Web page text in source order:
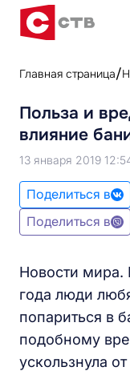
Главная страница
Польза и
влияние
13 января 2019
Поделиться в
Поделиться в
Новости мира.
года люди
попариться в
подобному
ускользнула